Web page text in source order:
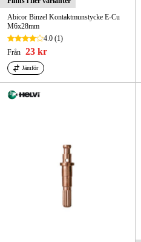
Abicor Binzel Kontaktmunstycke E-Cu
M6x28mm
4.0 (1)
Från 23 kr
Jämför